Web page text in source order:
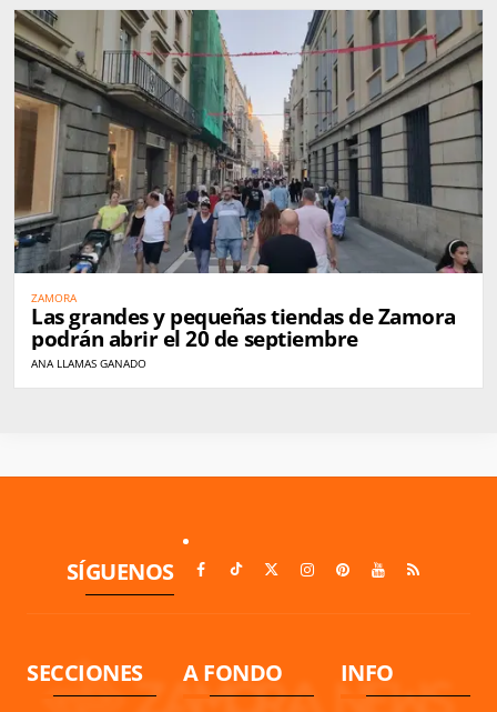
ZAMORA
Las grandes y pequeñas tiendas de Zamora
podrán abrir el 20 de septiembre
ANA LLAMAS GANADO
SÍGUENOS
SECCIONES A FONDO INFO